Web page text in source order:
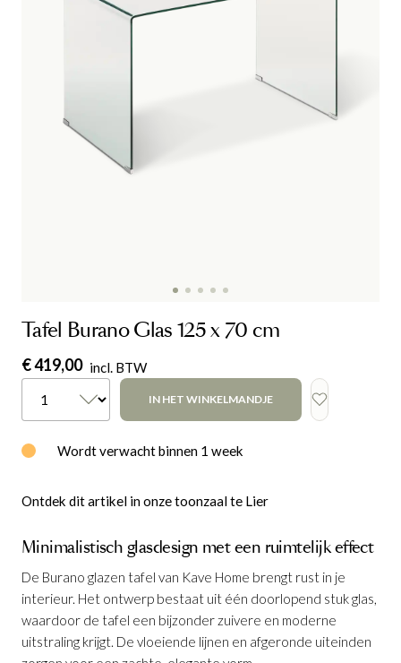
Tafel Burano Glas 125 x 70 cm
€ 419,00 incl. BTW
IN HET WINKELMANDJE
Wordt verwacht binnen 1 week
Ontdek dit artikel in onze toonzaal te Lier
Minimalistisch glasdesign met een ruimtelijk effect
De Burano glazen tafel van Kave Home brengt rust in je
interieur. Het ontwerp bestaat uit één doorlopend stuk glas,
waardoor de tafel een bijzonder zuivere en moderne
uitstraling krijgt. De vloeiende lijnen en afgeronde uiteinden